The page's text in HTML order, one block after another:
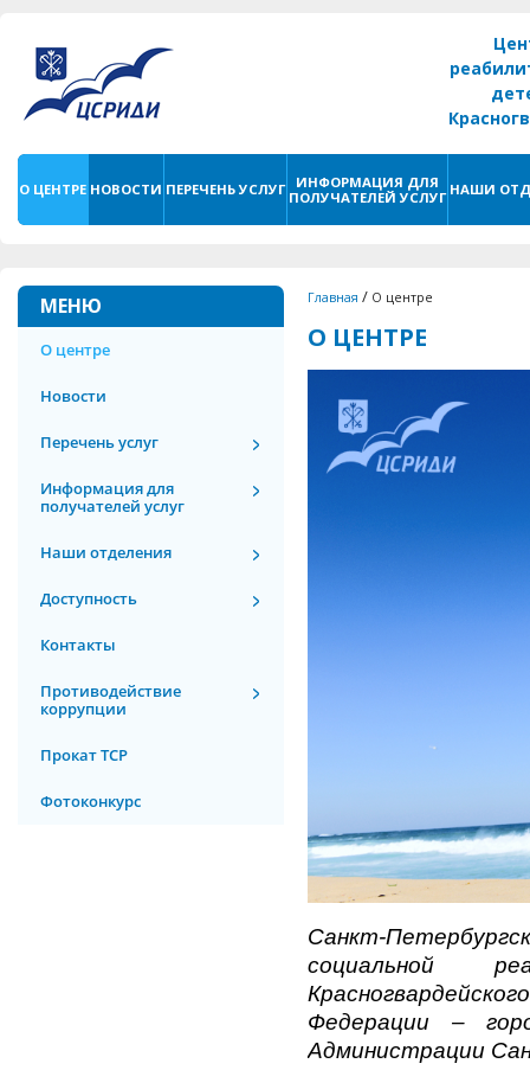
О ЦЕНТРЕ НОВОСТИ ПЕРЕЧЕНЬ УСЛУГ
ИНФОРМАЦИЯ ДЛЯ
ПОЛУЧАТЕЛЕЙ УСЛУГ НАШИ
МЕНЮ
О центре
Новости
Перечень услуг
Информация для
получателей услуг
Наши отделения
Доступность
Контакты
Противодействие
коррупции
Прокат ТСР
Фотоконкурс
Главная / О центре
О ЦЕНТРЕ
Санкт-
социальной
Федерации –
Администрации